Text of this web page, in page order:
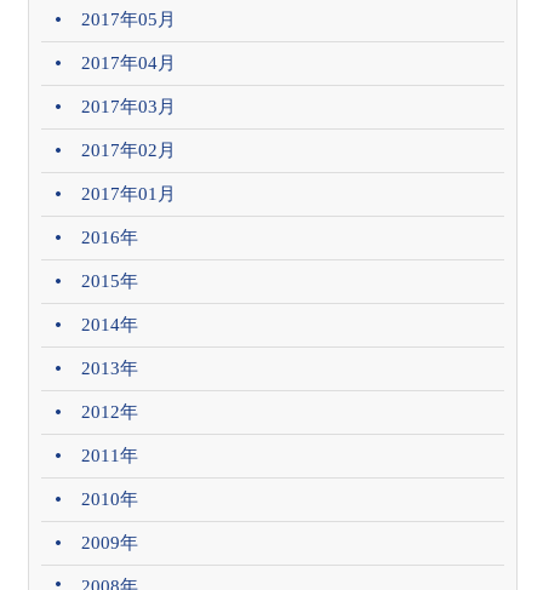
2017年05月
2017年04月
2017年03月
2017年02月
2017年01月
2016年
2015年
2014年
2013年
2012年
2011年
2010年
2009年